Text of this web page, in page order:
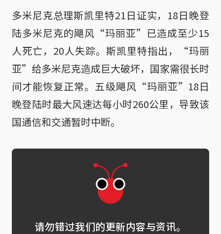
多米尼克总理斯凯里特21日证实，18日晚登
陆多米尼克的飓风“玛丽亚”已造成至少15
人死亡，20人失踪。斯凯里特指出，“玛丽
亚”给多米尼克造成巨大破坏，国家需很长时
间才能恢复正常。五级飓风“玛丽亚”18日
晚登陆时最大风速达每小时260公里，导致该
国通信和交通暂时中断。
请勿错过我们的更新内容与资讯。